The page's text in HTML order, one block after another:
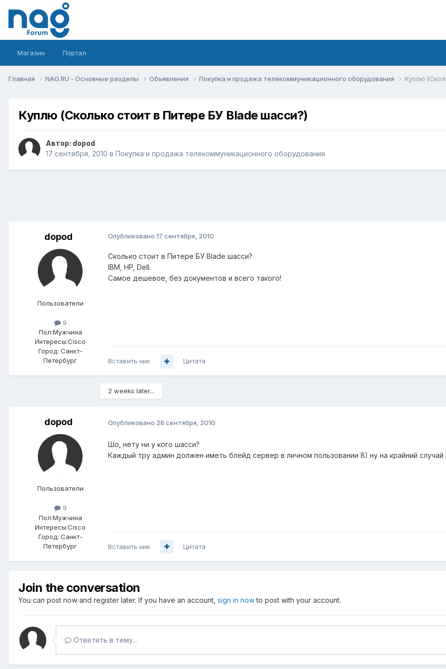
Магазин Портал
Главная NAG.RU - Основные разделы Объявления Покупка и продажа телекоммуникационного оборудования Куплю
Куплю (Сколько стоит в Питере БУ Blade шасси?)
Автор: dopod
17 сентября, 2010 в Покупка и продажа телекоммуникационного оборудования
dopod
Пользователи
9
Пол:Мужчина
Интересы:Cisco
Город: Санкт-
Петербург
Опубликовано 17 сентября, 2010
Сколько стоит в Питере БУ Blade шасси?
IBM, HP, Dell.
Самое дешевое, без документов и всего такого!
Вставить ник Цитата
2 weeks later...
dopod
Пользователи
9
Пол:Мужчина
Интересы:Cisco
Город: Санкт-
Петербург
Опубликовано 28 сентября, 2010
Шо, нету ни у кого шасси?
Каждый тру админ должен иметь блейд сервер в личном пользовании 8) ну на крайний случай
Вставить ник Цитата
Join the conversation
You can post now and register later. If you have an account, sign in nowto post with your account.
Ответить в тему...